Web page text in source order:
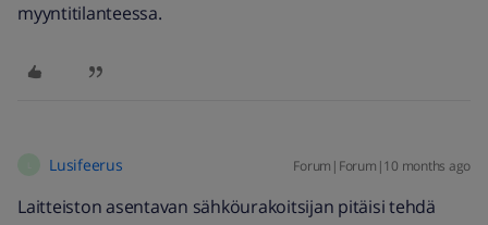
myyntitilanteessa.
Lusifeerus Forum|Forum|10 months ago
Laitteiston asentavan sähköurakoitsijan pitäisi tehdä